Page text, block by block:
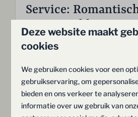
Service:
verwenpakket
Verras uw geliefde met een
chocoladebonbons,
prosecco voor jullie klaar!
Deze website maakt
cookies
We gebruiken cookies voor een
gebruikservaring, om
bieden en ons verkeer te
informatie over uw gebruik van